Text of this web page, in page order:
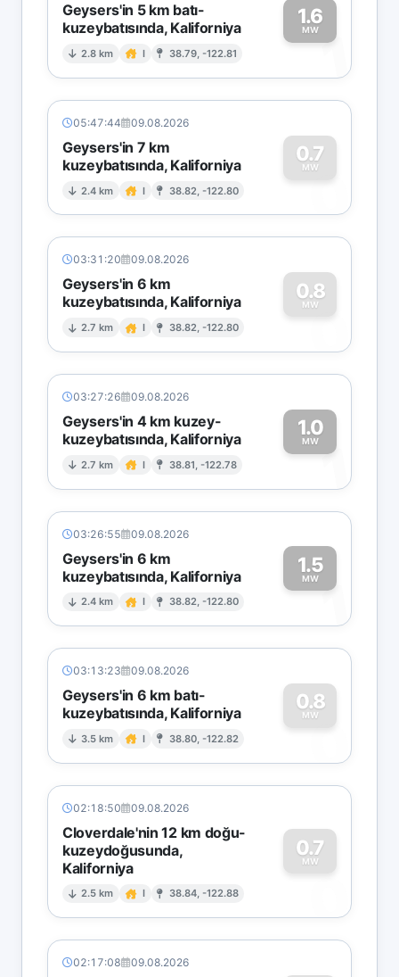
Geysers'in 5 km batı-
kuzeybatısında, Kaliforniya
2.8 km I 38.79, -122.81
1.6
MW1
05:47:44 09.08.2026
Geysers'in 7 km
kuzeybatısında, Kaliforniya
2.4 km I 38.82, -122.80
0.7
MW
0
03:31:20 09.08.2026
Geysers'in 6 km
kuzeybatısında, Kaliforniya
2.7 km I 38.82, -122.80
0.8
MW
0
03:27:26 09.08.2026
Geysers'in 4 km kuzey-
kuzeybatısında, Kaliforniya
2.7 km I 38.81, -122.78
1.0
MW1
03:26:55 09.08.2026
Geysers'in 6 km
kuzeybatısında, Kaliforniya
2.4 km I 38.82, -122.80
1.5
MW1
03:13:23 09.08.2026
Geysers'in 6 km batı-
kuzeybatısında, Kaliforniya
3.5 km I 38.80, -122.82
0.8
MW
0
02:18:50 09.08.2026
Cloverdale'nin 12 km doğu-
kuzeydoğusunda,
Kaliforniya
2.5 km I 38.84, -122.88
0.7
MW
0
02:17:08 09.08.2026